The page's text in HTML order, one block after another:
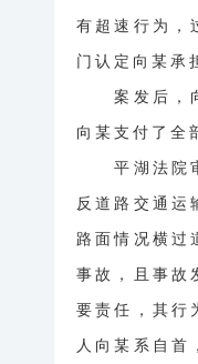
有超速行为，
门认定向某承
案发后，向
向某支付了全
平湖法院审
反道路交通运
路面情况横过
事故，且事故
要责任，其行
人向某系自首